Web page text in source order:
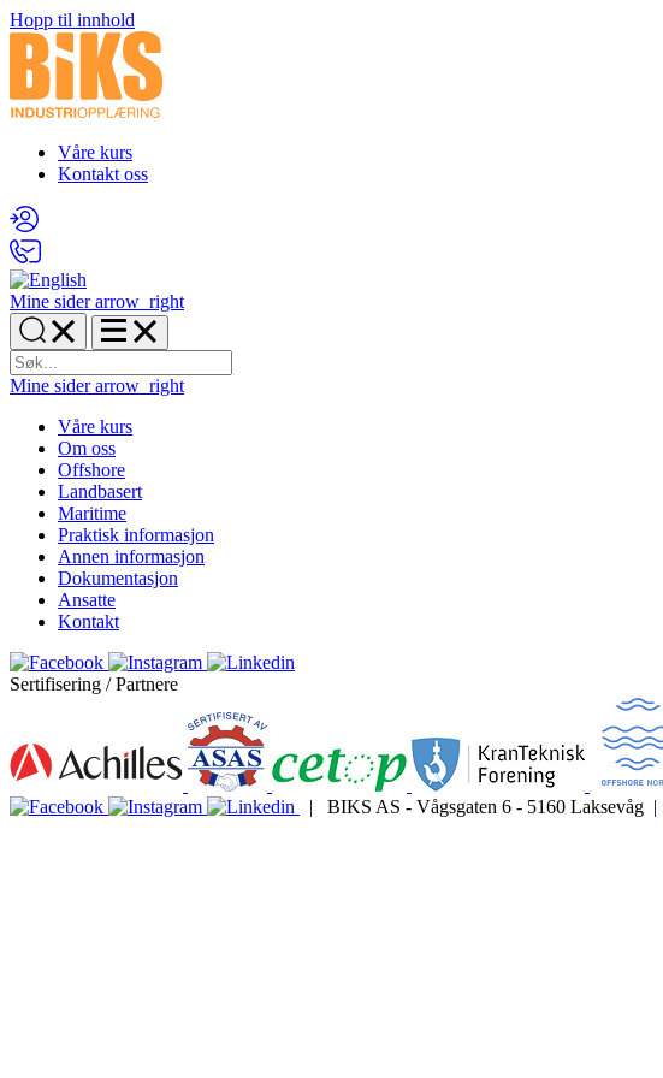
Hopp til innhold
Våre kurs
Kontakt oss
Mine sider arrow_right
Mine sider arrow_right
Våre kurs
Om oss
Offshore
Landbasert
Maritime
Praktisk informasjon
Annen informasjon
Dokumentasjon
Ansatte
Kontakt
Sertifisering / Partnere
| BIKS AS - Vågsgaten 6 - 5160 Laksevåg |